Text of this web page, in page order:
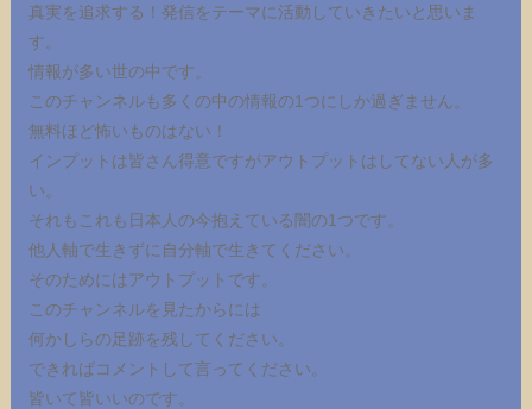
真実を追求する！発信をテーマに活動していきたいと思いま
す。
情報が多い世の中です。
このチャンネルも多くの中の情報の1つにしか過ぎません。
無料ほど怖いものはない！
インプットは皆さん得意ですがアウトプットはしてない人が多
い。
それもこれも日本人の今抱えている闇の1つです。
他人軸で生きずに自分軸で生きてください。
そのためにはアウトプットです。
このチャンネルを見たからには
何かしらの足跡を残してください。
できればコメントして言ってください。
皆いて皆いいのです。